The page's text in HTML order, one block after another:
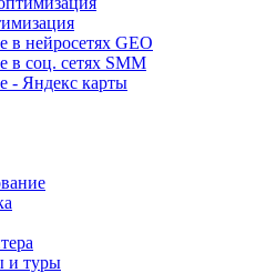
в нейросетях GEO
в соц. сетях SMM
- Яндекс карты
и туры